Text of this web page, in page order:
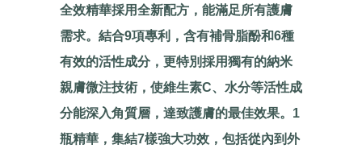
全效精華採用全新配方，能滿足所有護膚
需求。結合9項專利，含有補骨脂酚和6種
有效的活性成分，更特別採用獨有的納米
親膚微注技術，使維生素C、水分等活性成
分能深入角質層，達致護膚的最佳效果。1
瓶精華，集結7樣強大功效，包括從內到外